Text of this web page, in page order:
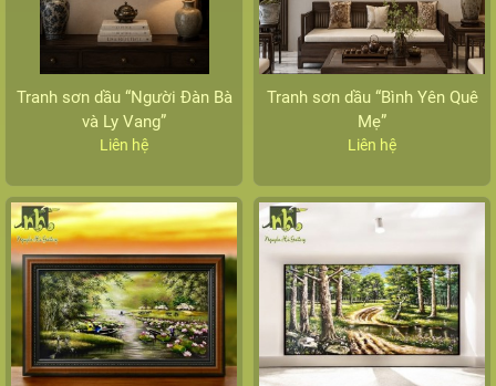
Tranh sơn dầu “Người Đàn Bà
và Ly Vang”
Liên hệ
Tranh sơn dầu “Bình Yên Quê
Mẹ”
Liên hệ